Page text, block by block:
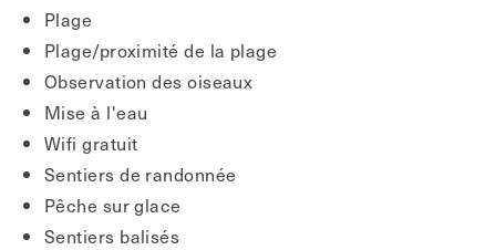
Plage
Plage/proximité de la plage
Observation des oiseaux
Mise à l'eau
Wifi gratuit
Sentiers de randonnée
Pêche sur glace
Sentiers balisés